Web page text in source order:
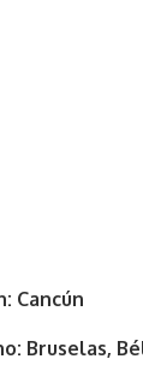
Cancún
Bruselas,